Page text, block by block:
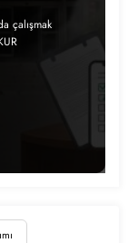
çalışmak